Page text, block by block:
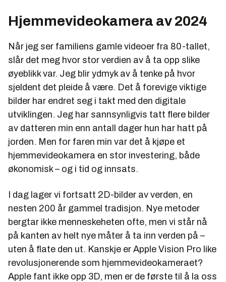
Hjemmevideokamera av 2024
Når jeg ser familiens gamle videoer fra 80-tallet,
slår det meg hvor stor verdien av å ta opp slike
øyeblikk var. Jeg blir ydmyk av å tenke på hvor
sjeldent det pleide å være. Det å forevige viktige
bilder har endret seg i takt med den digitale
utviklingen. Jeg har sannsynligvis tatt flere bilder
av datteren min enn antall dager hun har hatt på
jorden. Men for faren min var det å kjøpe et
hjemmevideokamera en stor investering, både
økonomisk – og i tid og innsats.
I dag lager vi fortsatt 2D-bilder av verden, en
nesten 200 år gammel tradisjon. Nye metoder
bergtar ikke menneskeheten ofte, men vi står nå
på kanten av helt nye måter å ta inn verden på –
uten å flate den ut. Kanskje er Apple Vision Pro like
revolusjonerende som hjemmevideokameraet?
Apple fant ikke opp 3D, men er de første til å la oss